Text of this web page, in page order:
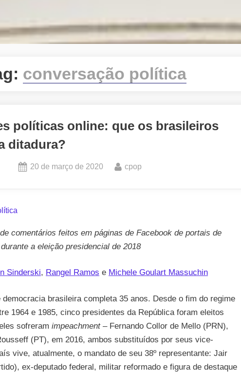
conversação política
políticas online: que os brasileiros
ditadura?
Posted
20 de março de 2020 By
cpop
comentários feitos em páginas de Facebook de portais de
a eleição presidencial de 2018
Sinderski, Rangel Ramos e Michele Goulart Massuchin
democracia brasileira completa 35 anos. Desde o fim do regime
1964 e 1985, cinco presidentes da República foram eleitos
sofreram impeachment – Fernando Collor de Mello (PRN),
(PT), em 2016, ambos substituídos por seus vice-
vive, atualmente, o mandato de seu 38º representante: Jair
ex-deputado federal, militar reformado e figura de destaque